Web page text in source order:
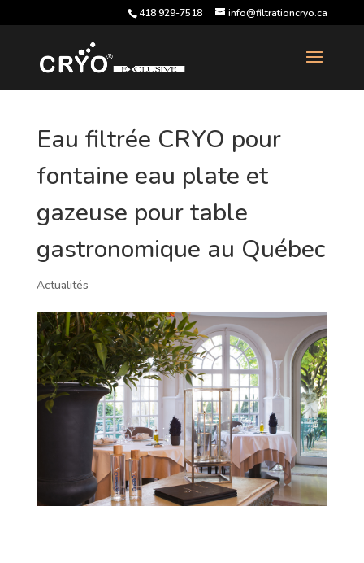
418 929-7518 info@filtrationcryo.ca
Eau filtrée CRYO pour
fontaine eau plate et
gazeuse pour table
gastronomique au Québec
Actualités